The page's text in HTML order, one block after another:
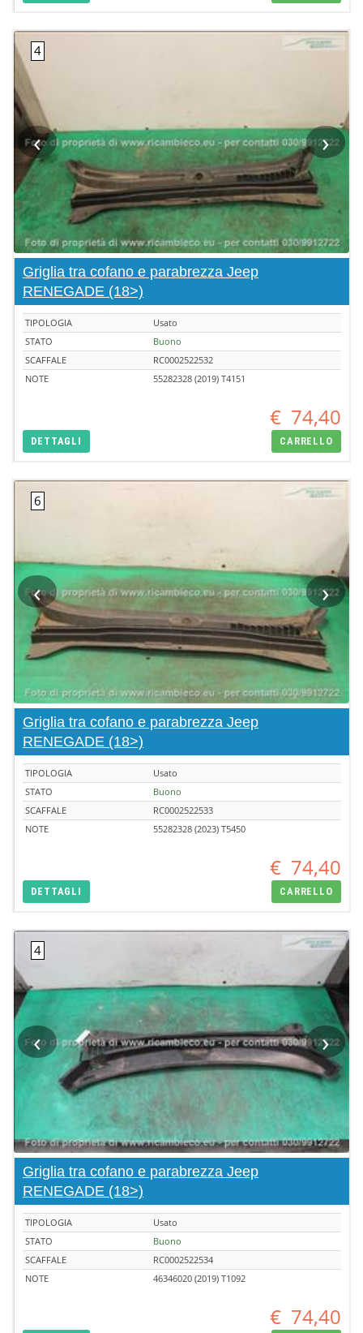
‹ ›
Griglia tra cofano e parabrezza Jeep
RENEGADE (18>)
TIPOLOGIA
Usato
STATO
Buono
SCAFFALE
RC0002522532
NOTE
55282328 (2019) T4151
€ 74,40
DETTAGLI CARRELLO
‹ ›
Griglia tra cofano e parabrezza Jeep
RENEGADE (18>)
TIPOLOGIA
Usato
STATO
Buono
SCAFFALE
RC0002522533
NOTE
55282328 (2023) T5450
€ 74,40
DETTAGLI CARRELLO
‹ ›
Griglia tra cofano e parabrezza Jeep
RENEGADE (18>)
TIPOLOGIA
Usato
STATO
Buono
SCAFFALE
RC0002522534
NOTE
46346020 (2019) T1092
€ 74,40